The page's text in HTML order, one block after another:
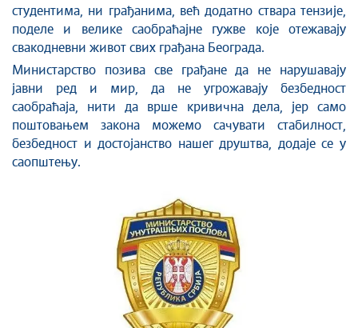
студентима, ни грађанима, већ додатно ствара тензије,
поделе и велике саобраћајне гужве које отежавају
свакодневни живот свих грађана Београда.
Министарство позива све грађане да не нарушавају
јавни ред и мир, да не угрожавају безбедност
саобраћаја, нити да врше кривична дела, јер само
поштовањем закона можемо сачувати стабилност,
безбедност и достојанство нашег друштва, додаје се у
саопштењу.